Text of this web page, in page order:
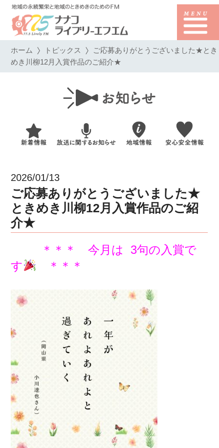
ホーム トピックス ご応募ありがとうございました★とき
めき川柳12月入賞作品のご紹介★
2026/01/13
ご応募ありがとうございました★
ときめき川柳12月入賞作品のご紹
介★
＊＊＊ 今月は 3句の入賞で
す ＊＊＊